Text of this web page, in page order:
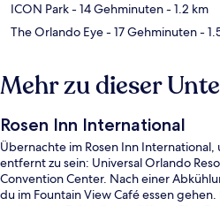
ICON Park- 14 Gehminuten- 1.2 km
The Orlando Eye- 17 Gehminuten-
Mehr zu dieser
Rosen Inn International
Übernachte im Rosen Inn
entfernt zu sein: Universal Orlando
Convention Center. Nach einer
du im Fountain View Café essen